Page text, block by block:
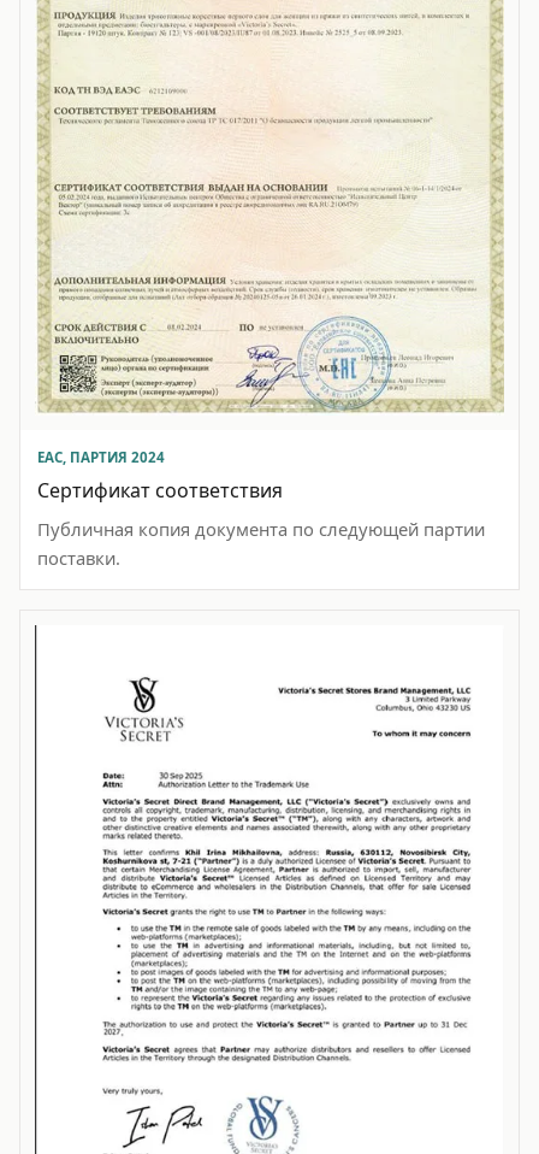
EAC, ПАРТИЯ 2024
Сертификат соответствия
Публичная копия документа по следующей партии
поставки.